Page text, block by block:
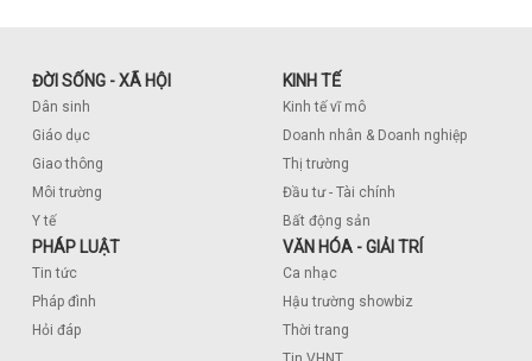
ĐỜI SỐNG - XÃ HỘI
Dân sinh
Giáo dục
Giao thông
Môi trường
Y tế
KINH TẾ
Kinh tế vĩ mô
Doanh nhân & Doanh nghiệp
Thị trường
Đầu tư - Tài chính
Bất động sản
PHÁP LUẬT
Tin tức
Pháp đình
Hỏi đáp
VĂN HÓA - GIẢI TRÍ
Ca nhạc
Hậu trường showbiz
Thời trang